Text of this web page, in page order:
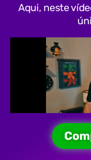
Aqui, neste